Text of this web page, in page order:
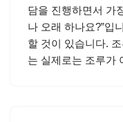
담을 진행하면서 가
나 오래 하나요?”입
할 것이 있습니다.
는 실제로는 조루가